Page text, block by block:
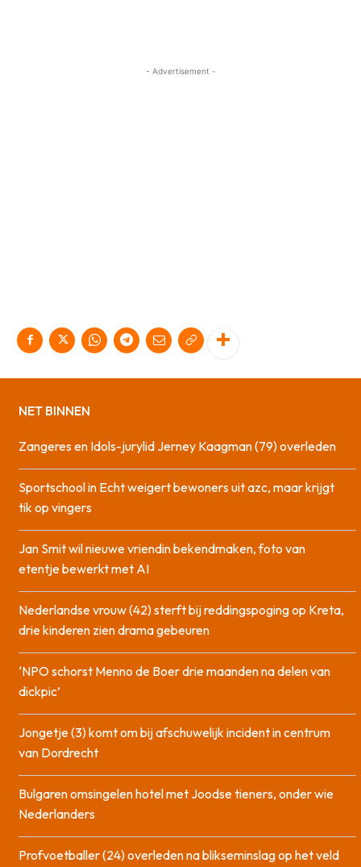
- Advertisement -
NET BINNEN
Zangeres en Idols-jurylid Jerney Kaagman (79) overleden
Sportschool in Echt weigert bewoners uit azc, maar krijgt
tik op vingers
Jan Smit wil nieuwe vriendin bekendmaken, foto van
etentje bewerkt met AI
Nederlandse vrouw (42) sterft bij reddingspoging op Kreta,
drie kinderen zien drama gebeuren
‘NPO schorst Menno de Boer drie maanden na delen van
dickpic’
Jongetje (3) komt om bij afschuwelijk incident in centrum
van Dordrecht
Bulgaren omsingelen hotel met Joodse tieners, onder wie
Nederlanders
Profvoetballer (24) overleden na blikseminslag op het veld